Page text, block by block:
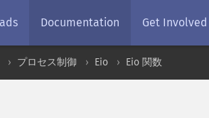
Documentation Get Involved
プロセス制御 Eio Eio 関数